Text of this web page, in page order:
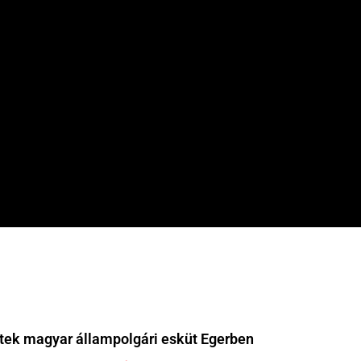
magyar állampolgári esküt Egerben